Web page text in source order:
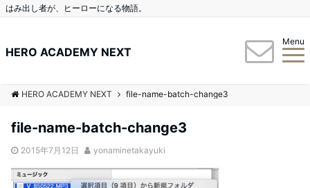
はみ出し者が、ヒーローになる物語。
HERO ACADEMY NEXT
Menu
HERO ACADEMY NEXT file-name-batch-change3
file-name-batch-change3
2015年7月12日 yonaminetakayuki